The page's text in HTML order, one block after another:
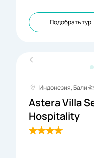
Подобрать тур
Индонезия, Бали
Astera Villa
Hospitality